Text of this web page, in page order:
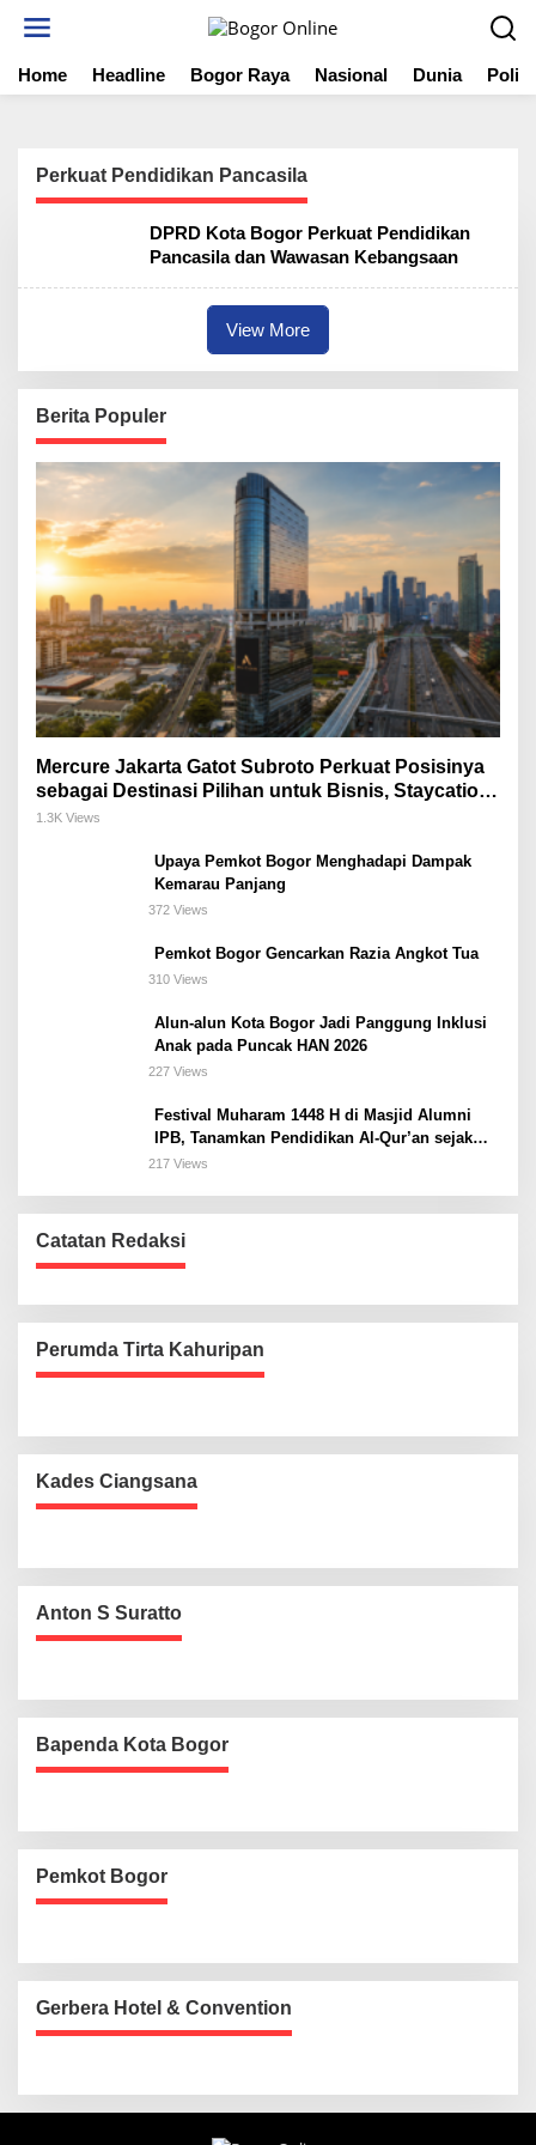
t
Home Headline Bogor Raya Nasional Dunia
Perkuat Pendidikan Pancasila
DPRD Kota Bogor Perkuat Pendidikan
Pancasila dan Wawasan Kebangsaan
View More
Berita Populer
Mercure Jakarta Gatot Subroto Perkuat Posisinya
sebagai Destinasi Pilihan untuk Bisnis, Staycation,
Meeting, dan Kuliner di Jakarta Selatan
1.3K Views
Upaya Pemkot Bogor Menghadapi Dampak
Kemarau Panjang
372 Views
Pemkot Bogor Gencarkan Razia Angkot Tua
310 Views
Alun-alun Kota Bogor Jadi Panggung Inklusi
Anak pada Puncak HAN 2026
227 Views
Festival Muharam 1448 H di Masjid Alumni
IPB, Tanamkan Pendidikan Al-Qur’an sejak
Dini dan Siapkan Generasi Islami
217 Views
Catatan Redaksi
Perumda Tirta Kahuripan
Kades Ciangsana
Anton S Suratto
Bapenda Kota Bogor
Pemkot Bogor
Gerbera Hotel & Convention